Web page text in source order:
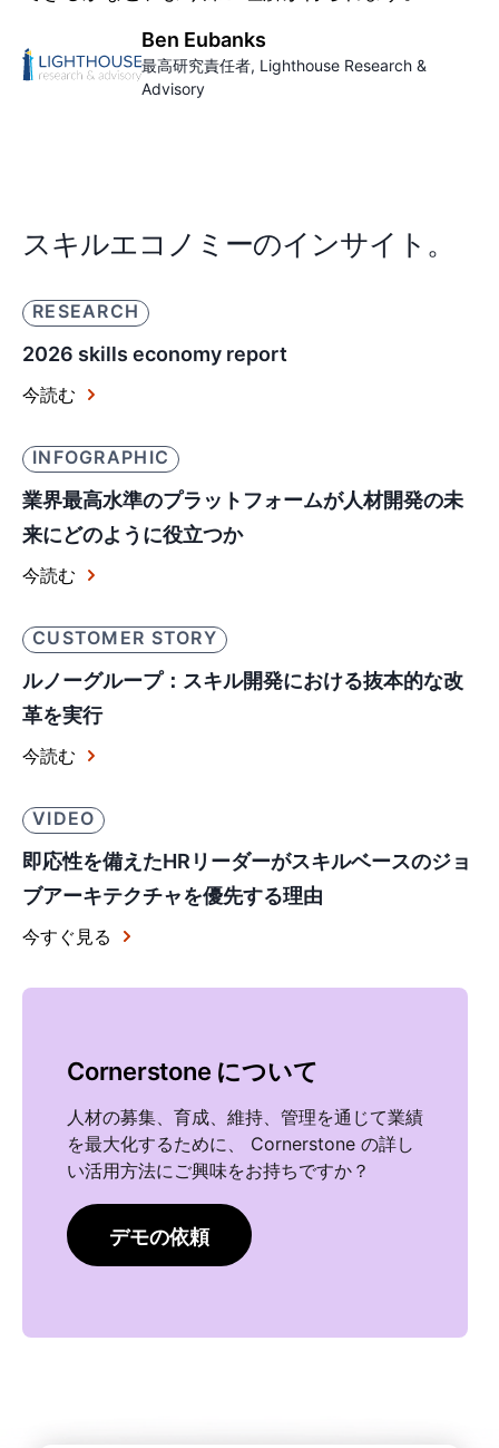
Ben Eubanks
最高研究責任者, Lighthouse Research &
Advisory
スキルエコノミーのインサイト。
RESEARCH
2026 skills economy report
今読む
INFOGRAPHIC
業界最高水準のプラットフォームが人材開発の未
来にどのように役立つか
今読む
CUSTOMER STORY
ルノーグループ：スキル開発における抜本的な改
革を実行
今読む
VIDEO
即応性を備えたHRリーダーがスキルベースのジョ
ブアーキテクチャを優先する理由
今すぐ見る
Cornerstone について
人材の募集、育成、維持、管理を通じて業績
を最大化するために、 Cornerstone の詳し
い活用方法にご興味をお持ちですか？
デモの依頼